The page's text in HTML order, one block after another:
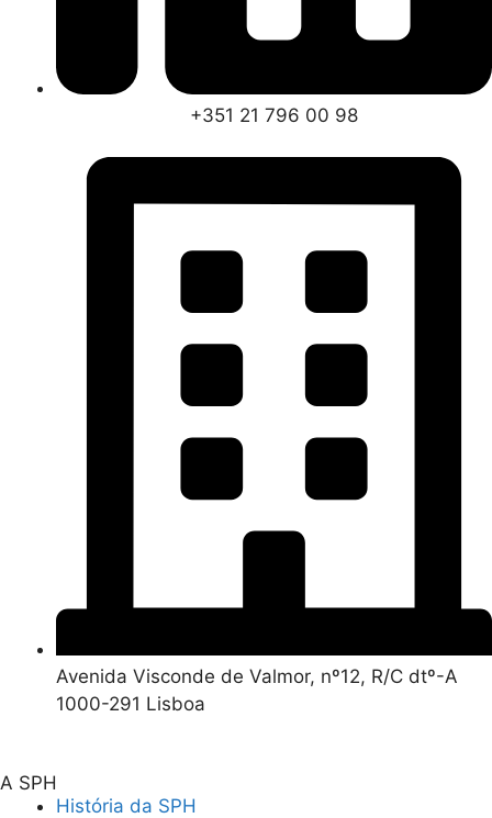
+351 21 796 00 98
Avenida Visconde de Valmor, nº12, R/C dtº-A
1000-291 Lisboa
A SPH
História da SPH